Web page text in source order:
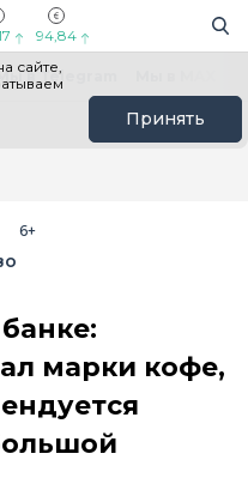
94,84
сайте,
Принять
в Telegram
6+
марки кофе,